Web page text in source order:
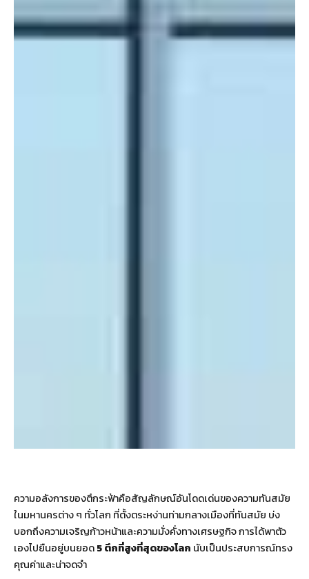
ความอลังการของตึกระฟ้าคือสัญลักษณ์อันโดดเด่นของความทันสมัย
ในมหานครต่าง ๆ ทั่วโลก ที่ตั้งตระหง่านท่ามกลางเมืองที่ทันสมัย บ่ง
บอกถึงความเจริญก้าวหน้าและความมั่งคั่งทางเศรษฐกิจ การได้พาตัว
เองไปยืนอยู่บนยอด5 ตึกที่สูงที่สุดของโลก นับเป็นประสบการณ์ทรง
คุณค่าและน่าจดจำ